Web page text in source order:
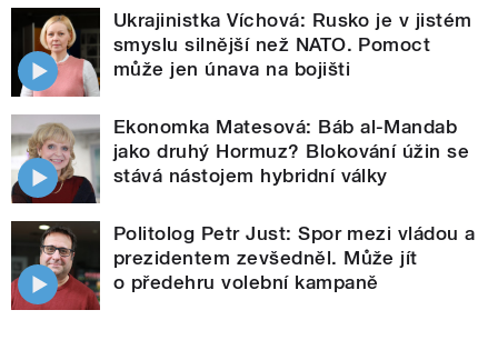
Ukrajinistka Víchová: Rusko je v jistém
smyslu silnější než NATO. Pomoct
může jen únava na bojišti
Ekonomka Matesová: Báb al-Mandab
jako druhý Hormuz? Blokování úžin se
stává nástojem hybridní války
Politolog Petr Just: Spor mezi vládou a
prezidentem zevšedněl. Může jít
o předehru volební kampaně